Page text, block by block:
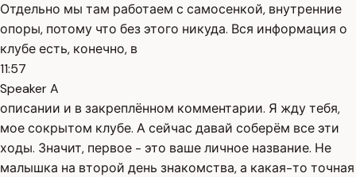
Отдельно мы там работаем с самосенкой, внутренние
опоры, потому что без этого никуда. Вся информация о
клубе есть, конечно, в
11:57
Speaker A
описании и в закреплённом комментарии. Я жду тебя,
мое сокрытом клубе. А сейчас давай соберём все эти
ходы. Значит, первое - это ваше личное название. Не
малышка на второй день знакомства, а какая-то точная